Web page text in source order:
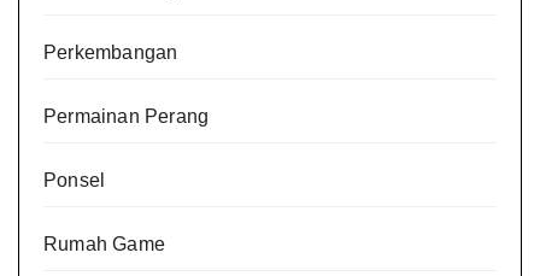
Perkembangan
Permainan Perang
Ponsel
Rumah Game